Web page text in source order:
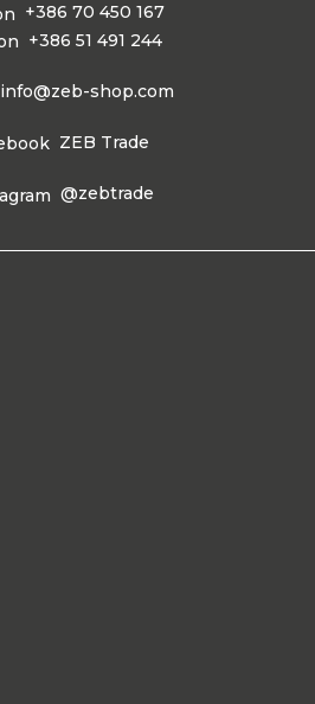
+386 70 450 167
+386 51 491 244
info@zeb-shop.com
ZEB Trade
@zebtrade